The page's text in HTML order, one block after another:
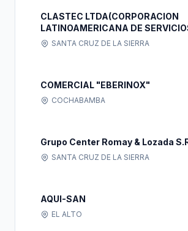
CLASTEC LTDA(CORPORACION
LATINOAMERICANA DE
TECNOLOGICOS)
SANTA CRUZ DE LA SIERRA
COMERCIAL "EBERINOX"
COCHABAMBA
Grupo Center Romay & Lozada
SANTA CRUZ DE LA SIERRA
AQUI-SAN
EL ALTO